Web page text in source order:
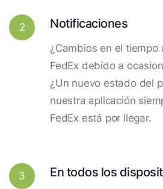
2 Notificaciones
¿Cambios en el tiempo
FedEx debido a
¿Un nuevo estado del
nuestra aplicación
FedEx está por llegar.
3 En todos los